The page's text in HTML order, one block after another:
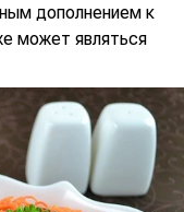
дополнением к
может являться